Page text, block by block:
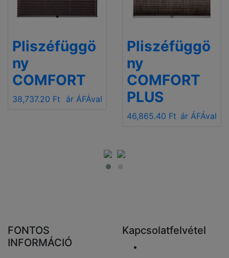
Pliszéfüggö
ny
COMFORT
38,737.20 Ft ár ÁFÁval
Pliszéfüggö
ny
COMFORT
PLUS
46,865.40 Ft ár ÁFÁval
FONTOS
INFORMÁCIÓ
Kapcsolatfelvétel